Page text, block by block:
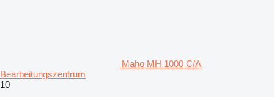
Maho MH 1000 C/A
Bearbeitungszentrum
10